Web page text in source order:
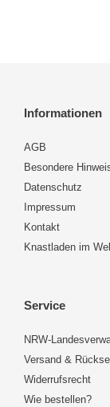
Informationen
AGB
Besondere
Datenschutz
Impressum
Kontakt
Knastladen im
Service
NRW-
Versand &
Widerrufsrecht
Wie bestellen?